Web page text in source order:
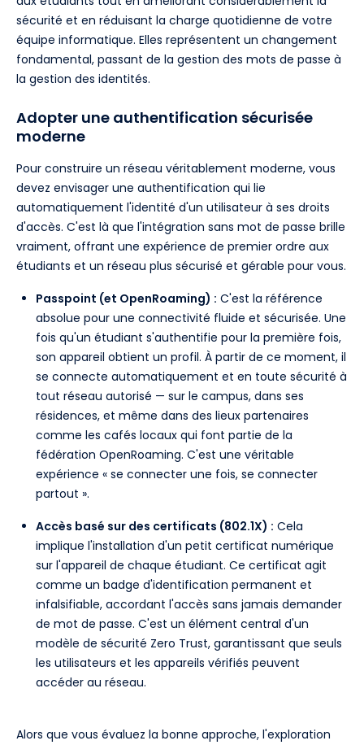
sécurité et en réduisant la charge quotidienne de votre
équipe informatique. Elles représentent un changement
fondamental, passant de la gestion des mots de passe à
la gestion des identités.
Adopter une authentification sécurisée
moderne
Pour construire un réseau véritablement moderne, vous
devez envisager une authentification qui lie
automatiquement l'identité d'un utilisateur à ses droits
d'accès. C'est là que l'intégration sans mot de passe brille
vraiment, offrant une expérience de premier ordre aux
étudiants et un réseau plus sécurisé et gérable pour vous.
Passpoint (et OpenRoaming) : C'est la référence
absolue pour une connectivité fluide et sécurisée. Une
fois qu'un étudiant s'authentifie pour la première fois,
son appareil obtient un profil. À partir de ce moment, il
se connecte automatiquement et en toute sécurité à
tout réseau autorisé — sur le campus, dans ses
résidences, et même dans des lieux partenaires
comme les cafés locaux qui font partie de la
fédération OpenRoaming. C'est une véritable
expérience « se connecter une fois, se connecter
partout ».
Accès basé sur des certificats (802.1X) : Cela
implique l'installation d'un petit certificat numérique
sur l'appareil de chaque étudiant. Ce certificat agit
comme un badge d'identification permanent et
infalsifiable, accordant l'accès sans jamais demander
de mot de passe. C'est un élément central d'un
modèle de sécurité Zero Trust, garantissant que seuls
les utilisateurs et les appareils vérifiés peuvent
accéder au réseau.
Alors que vous évaluez la bonne approche, l'exploration